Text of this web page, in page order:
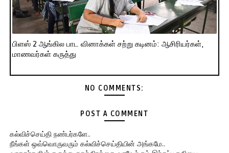
பிளஸ் 2 ஆங்கில பாட வினாக்கள் சற்று கடினம்: ஆசிரியர்கள்,
மாணவர்கள் கருத்து
NO COMMENTS:
POST A COMMENT
கல்விச்செய்தி நண்பர்களே..
நீங்கள் ஒவ்வொருவரும் கல்விச்செய்தியின் அங்கமே..